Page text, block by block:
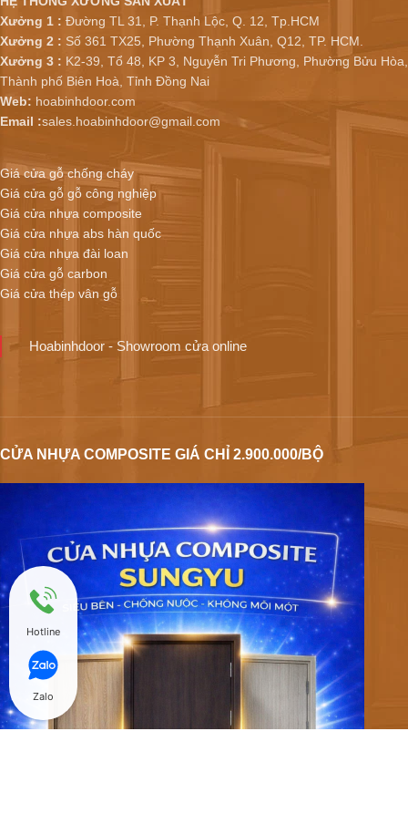
Xưởng 1 : Đường TL 31, P. Thạnh Lộc, Q. 12, Tp.HCM
Xưởng 2 : Số 361 TX25, Phường Thạnh Xuân, Q12, TP. HCM.
Xưởng 3 : K2-39, Tổ 48, KP 3, Nguyễn Tri Phương, Phường Bửu Hòa,
Thành phố Biên Hoà, Tỉnh Đồng Nai
Web: hoabinhdoor.com
Email :sales.hoabinhdoor@gmail.com
Giá cửa gỗ chống cháy
Giá cửa gỗ gỗ công nghiệp
Giá cửa nhựa composite
Giá cửa nhựa abs hàn quốc
Giá cửa nhựa đài loan
Giá cửa gỗ carbon
Giá cửa thép vân gỗ
Hoabinhdoor - Showroom cửa online
CỬA NHỰA COMPOSITE GIÁ CHỈ 2.900.000/BỘ
Hotline
Zalo